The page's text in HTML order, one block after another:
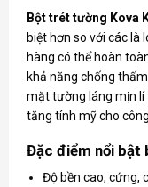
Bột trét tường Kova
biệt hơn so với các là
hàng có thể hoàn
khả năng chống
mặt tường láng mịn lí
tăng tính mỹ cho
Đặc điểm nổi bật
Độ bền cao, cứng,